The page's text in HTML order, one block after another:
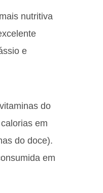
nutritiva
e
do
em
do doce).
em